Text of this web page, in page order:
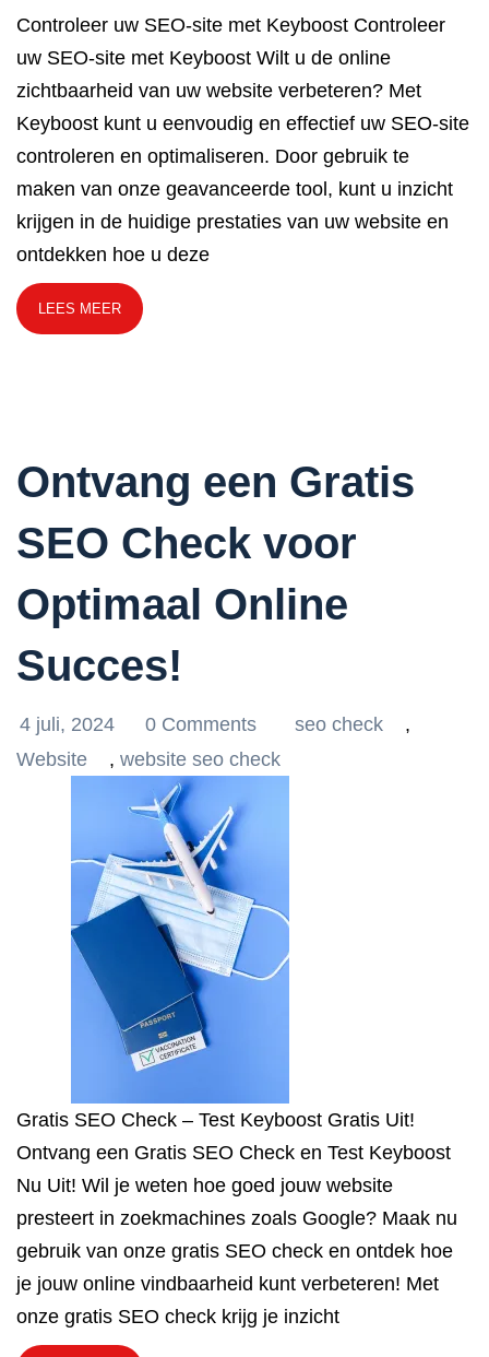
Controleer uw SEO-site met Keyboost Controleer
uw SEO-site met Keyboost Wilt u de online
zichtbaarheid van uw website verbeteren? Met
Keyboost kunt u eenvoudig en effectief uw SEO-site
controleren en optimaliseren. Door gebruik te
maken van onze geavanceerde tool, kunt u inzicht
krijgen in de huidige prestaties van uw website en
ontdekken hoe u deze
LEES MEER
Ontvang een Gratis
SEO Check voor
Optimaal Online
Succes!
4 juli, 2024 0 Comments seo check
,
Website
, website seo check
Gratis SEO Check – Test Keyboost Gratis Uit!
Ontvang een Gratis SEO Check en Test Keyboost
Nu Uit! Wil je weten hoe goed jouw website
presteert in zoekmachines zoals Google? Maak nu
gebruik van onze gratis SEO check en ontdek hoe
je jouw online vindbaarheid kunt verbeteren! Met
onze gratis SEO check krijg je inzicht